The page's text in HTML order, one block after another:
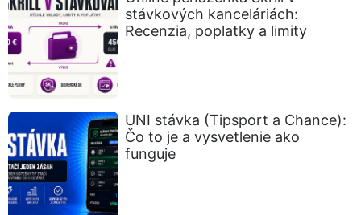
stávkových kanceláriách:
Recenzia, poplatky a limity
UNI stávka (Tipsport a Chance):
Čo to je a vysvetlenie ako
funguje